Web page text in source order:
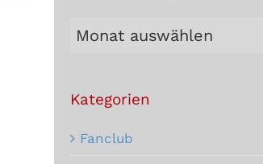
Archiv
Beiträge
Kategorien
Fanclub